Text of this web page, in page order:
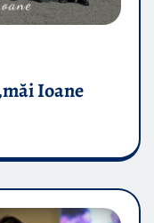
Ioane